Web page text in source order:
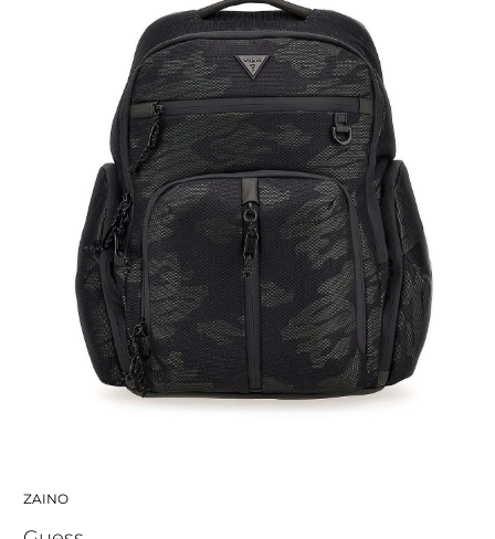
ZAINO